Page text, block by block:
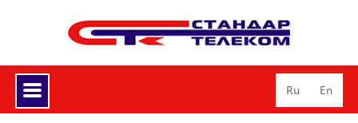
Toggle
navigation
Ru En